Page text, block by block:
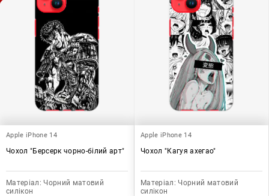
Apple iPhone 14
Чохол "Берсерк чорно-білий арт"
Матеріал: Чорний матовий
силікон
Apple iPhone 14
Чохол "Кагуя ахегао"
Матеріал: Чорний матовий
силікон